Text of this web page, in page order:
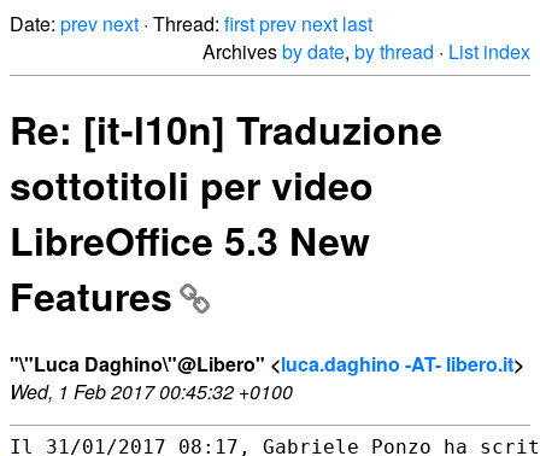
Date: prev next · Thread: firstprev next last
Archivesby date, by thread · List index
Re: [it-l10n] Traduzione
sottotitoli per video
LibreOffice 5.3 New
Features
"\"Luca Daghino\"@Libero" <luca.daghino -AT- libero.it>
Wed, 1 Feb 2017 00:45:32 +0100